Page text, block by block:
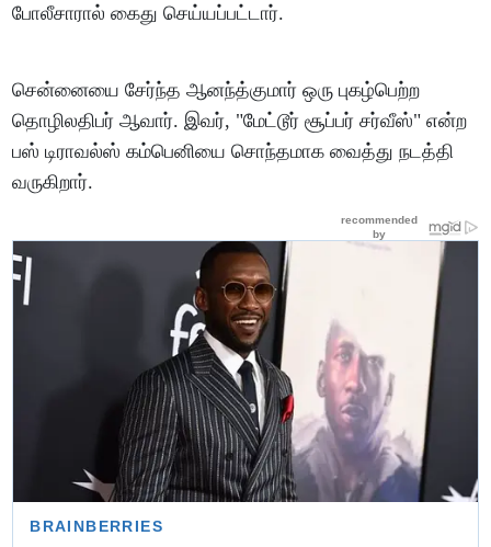
போலீசாரால் கைது செய்யப்பட்டார்.
சென்னையை சேர்ந்த ஆனந்த்குமார் ஒரு புகழ்பெற்ற
தொழிலதிபர் ஆவார். இவர், "மேட்டூர் சூப்பர் சர்வீஸ்" என்ற
பஸ் டிராவல்ஸ் கம்பெனியை சொந்தமாக வைத்து நடத்தி
வருகிறார்.